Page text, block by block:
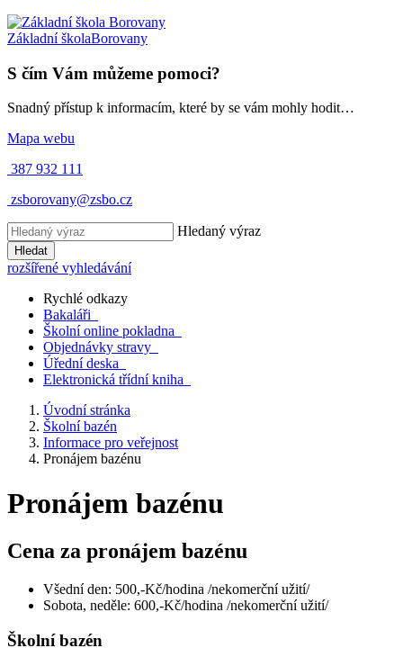
Základní školaBorovany
S čím Vám můžeme pomoci?
Snadný přístup k informacím, které by se vám mohly hodit…
Mapa webu
387 932 111
zsborovany@zsbo.cz
Hledaný výraz
Hledat
rozšířené vyhledávání
Rychlé odkazy
Bakaláři
Školní online pokladna
Objednávky stravy
Úřední deska
Elektronická třídní kniha
Úvodní stránka
Školní bazén
Informace pro veřejnost
Pronájem bazénu
Pronájem bazénu
Cena za pronájem bazénu
Všední den: 500,-Kč/hodina /nekomerční užití/
Sobota, neděle: 600,-Kč/hodina /nekomerční užití/
Školní bazén